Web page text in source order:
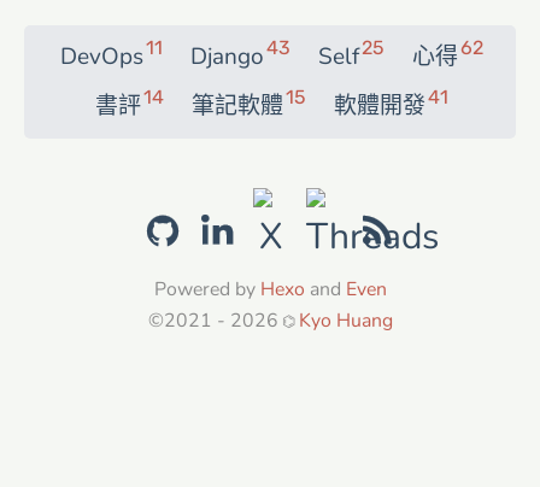
DevOps11 Django43 Self25 心得62
書評14 筆記軟體15 軟體開發41
Powered by Hexo and Even
©2021 - 2026 ⌬ Kyo Huang